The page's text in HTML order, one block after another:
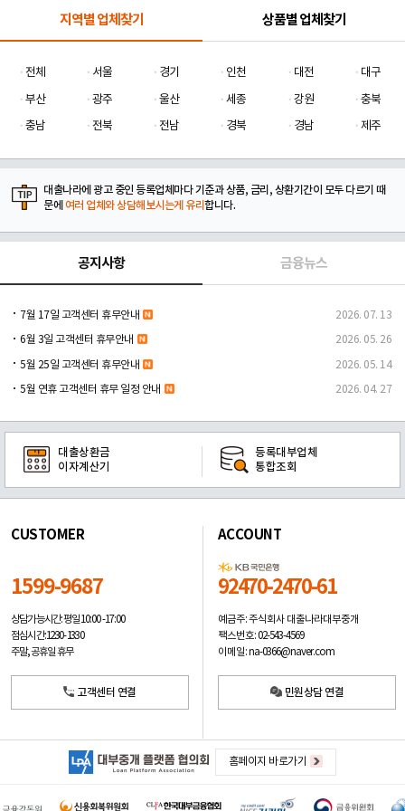
지역별 업체찾기 상품별 업체찾기
전체 서울 경기 인천 대전
대구
부산
광주 울산 세종 강원
충북
충남
전북 전남 경북 경남 제주
대출나라에 광고 중인 등록업체마다 기준과 상품, 금리, 상환기간이 모두 다르기 때
문에 여러 업체와 상담해보시는게 유리합니다.
공지사항 금융뉴스
7월 17일 고객센터 휴무안내 2026. 07. 13
6월 3일 고객센터 휴무안내 2026. 05. 26
5월 25일 고객센터 휴무안내 2026. 05. 14
5월 연휴 고객센터 휴무 일정 안내 2026. 04. 27
대출상환금
이자계산기
등록대부업체
통합조회
CUSTOMER
1599-9687
상담가능시간: 평일10:00 -17:00
점심시간: 12:30 - 13:30
주말, 공휴일 휴무
고객센터 연결
ACCOUNT
92470-2470-61
예금주: 주식회사 대출나라대부중개
팩스번호: 02-543-4569
이메일: na-0366@naver.com
민원상담 연결
홈페이지 바로가기